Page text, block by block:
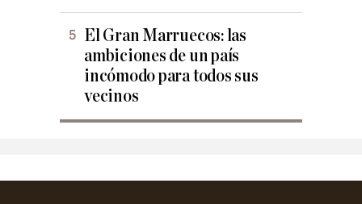
El Gran Marruecos: las
ambiciones de un país
incómodo para todos sus
vecinos